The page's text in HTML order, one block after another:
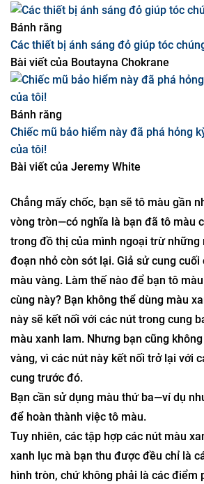
Trí tuệ nhân tạo
Anthropic phản bác sau khi quân đội
chuỗi cung ứng" cho sản phẩm này.
Tác giả: Will Knight
Bánh răng
Các thiết bị ánh sáng đỏ giúp tóc
Bài viết củaBoutayna Chokrane
Chiếc mũ bảo hiểm này đã phá hỏng
của tôi!
Bài viết của Jeremy White
Chẳng mấy chốc, bạn sẽ tô màu gần
vòng tròn—có nghĩa là bạn đã tô màu
trong đồ thị của mình ngoại trừ những
đoạn nhỏ còn sót lại. Giả sử cung cuối
màu vàng. Làm thế nào để bạn tô
này sẽ kết nối với các nút trong cung
màu xanh lam. Nhưng bạn cũng không
Bạn cần sử dụng màu thứ ba—ví dụ